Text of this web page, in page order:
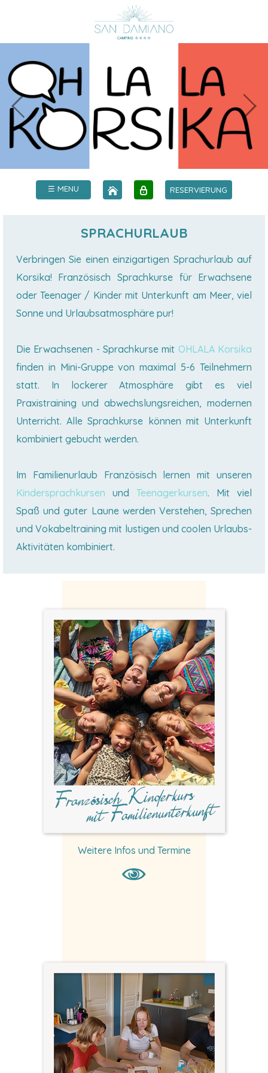
☰ MENU RESERVIERUNG
SPRACHURLAUB
Verbringen Sie einen einzigartigen Sprachurlaub auf
Korsika! Französisch Sprachkurse für Erwachsene
oder Teenager / Kinder mit Unterkunft am Meer, viel
Sonne und Urlaubsatmosphäre pur!
Die Erwachsenen - Sprachkurse mit OHLALA Korsika
finden in Mini-Gruppe von maximal 5-6 Teilnehmern
statt. In lockerer Atmosphäre gibt es viel
Praxistraining und abwechslungsreichen, modernen
Unterricht. Alle Sprachkurse können mit Unterkunft
kombiniert gebucht werden.
Im Familienurlaub Französisch lernen mit unseren
Kindersprachkursen und Teenagerkursen. Mit viel
Spaß und guter Laune werden Verstehen, Sprechen
und Vokabeltraining mit lustigen und coolen Urlaubs-
Aktivitäten kombiniert.
Weitere Infos und Termine